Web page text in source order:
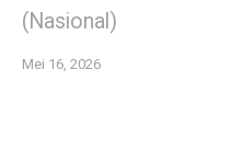
(Nasional)
Mei 16, 2026